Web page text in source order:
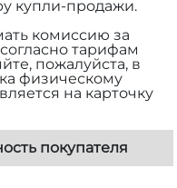
купли-продажи.
комиссию за
тарифам
пожалуйста, в
физическому
на карточку
покупателя